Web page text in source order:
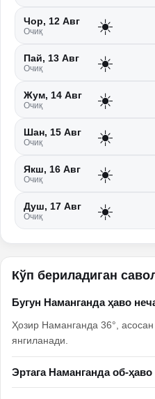
Чор, 12 Авг
Очиқ ☀️
Пай, 13 Авг
Очиқ ☀️
Жум, 14 Авг
Очиқ ☀️
Шан, 15 Авг
Очиқ ☀️
Якш, 16 Авг
Очиқ ☀️
Душ, 17 Авг
Очиқ ☀️
Кўп бериладиган
Бугун Наманганда ҳаво
Ҳозир Наманганда 36°,
янгиланади.
Эртага Наманганда об-